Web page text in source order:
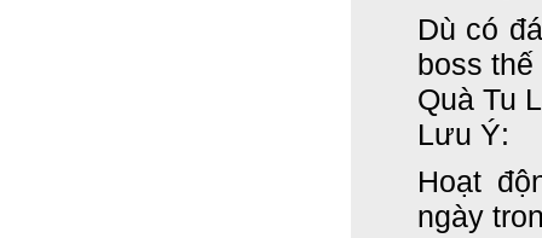
Dù có
boss
Quà Tu
Lưu Ý:
Hoạt
ngày